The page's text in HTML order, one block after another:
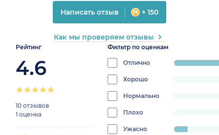
Рейтинг
4.6
10 отзывов
1 оценка
Фильтр по оценкам
Отлично
progress:
Хорошо
0%
Нормально
0%
Плохо
progress:
Ужасно
Написать отзыв + 150
Как мы проверяем отзывы